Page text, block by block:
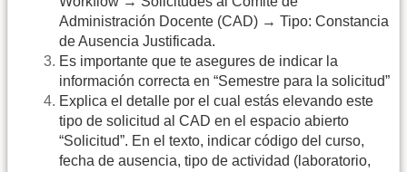
Administración Docente (CAD) → Tipo: Constancia
de Ausencia Justificada.
Es importante que te asegures de indicar la
información correcta en “Semestre para la solicitud”
Explica el detalle por el cual estás elevando este
tipo de solicitud al CAD en el espacio abierto
“Solicitud”. En el texto, indicar código del curso,
fecha de ausencia, tipo de actividad (laboratorio,